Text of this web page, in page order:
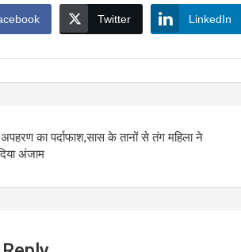
Twitter LinkedIn
का पर्दाफाश,सास के तानों से तंग महिला ने
अंजाम